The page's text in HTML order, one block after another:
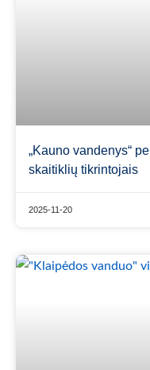
„Kauno vandenys“
skaitiklių tikrintojais
2025-11-20